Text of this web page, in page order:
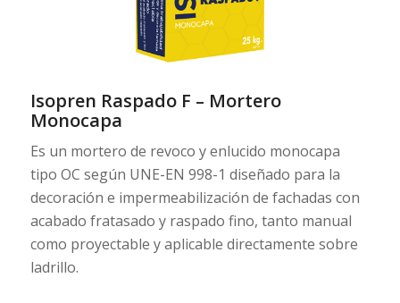
Isopren Raspado F – Mortero
Monocapa
Es un mortero de revoco y enlucido monocapa
tipo OC según UNE-EN 998-1 diseñado para la
decoración e impermeabilización de fachadas con
acabado fratasado y raspado fino, tanto manual
como proyectable y aplicable directamente sobre
ladrillo.